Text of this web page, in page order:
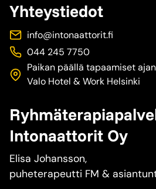
Yhteystiedot
info@intonaattorit.fi
044 245 7750
Paikan päällä tapaamiset
Valo Hotel & Work Helsinki
Intonaattorit Oy
Elisa Johansson,
puheterapeutti FM &